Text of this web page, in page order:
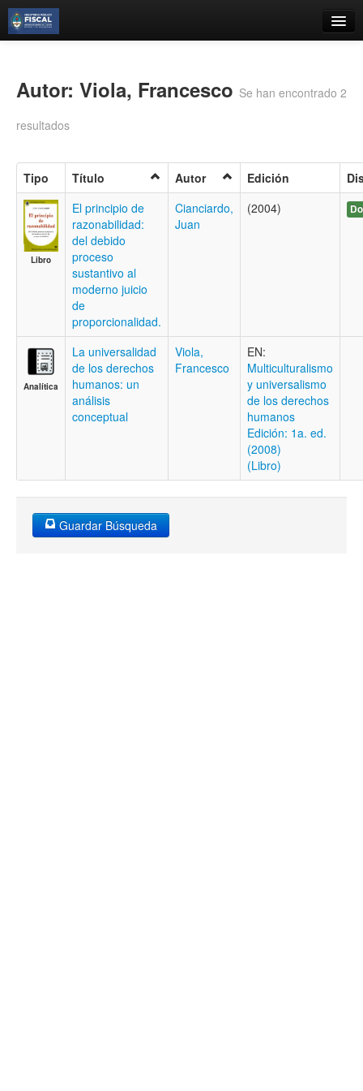
Búsqueda Avanzada
Contacto
Iniciar sesión
Autor: Viola, Francesco Se han encontrado 2
resultados
Tipo Título Autor Edición
Libro
El principio de
razonabilidad:
del debido
proceso
sustantivo al
moderno juicio
de
proporcionalidad.
Cianciardo,
Juan
(2004)
Analítica
La universalidad
de los derechos
humanos: un
análisis
conceptual
Viola,
Francesco
EN:
Multiculturalismo
y universalismo
de los derechos
humanos
Edición: 1a. ed.
(2008)
(Libro)
Guardar Búsqueda